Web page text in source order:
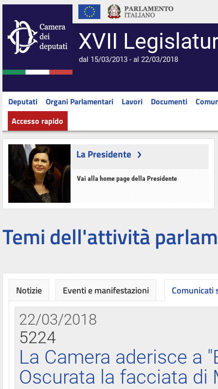
XVII
dal 15/03/2013 - al 22/03/2018
Deputati Organi Parlamentari Lavori Documenti
Accesso rapido
La Presidente
Vai alla home page della Presidente
Temi dell'attività
Notizie Eventi e manifestazioni Comunicati
22/03/2018
5224
La Camera aderisce a
Oscurata la facciata di